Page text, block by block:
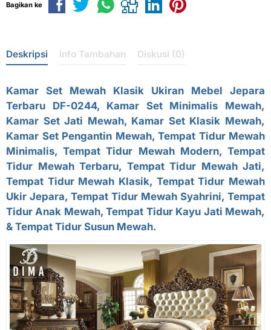
Bagikan ke
Deskripsi Info Tambahan Diskusi (0)
Kamar Set Mewah Klasik Ukiran Mebel Jepara
Terbaru DF-0244, Kamar Set Minimalis Mewah,
Kamar Set Jati Mewah, Kamar Set Klasik Mewah,
Kamar Set Pengantin Mewah, Tempat Tidur Mewah
Minimalis, Tempat Tidur Mewah Modern, Tempat
Tidur Mewah Terbaru, Tempat Tidur Mewah Jati,
Tempat Tidur Mewah Klasik, Tempat Tidur Mewah
Ukir Jepara, Tempat Tidur Mewah Syahrini, Tempat
Tidur Anak Mewah, Tempat Tidur Kayu Jati Mewah,
& Tempat Tidur Susun Mewah.